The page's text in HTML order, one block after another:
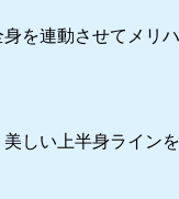
を連動させてメリ
しい上半身ラインを